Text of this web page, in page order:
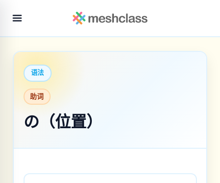
语法
助词
の（位置）